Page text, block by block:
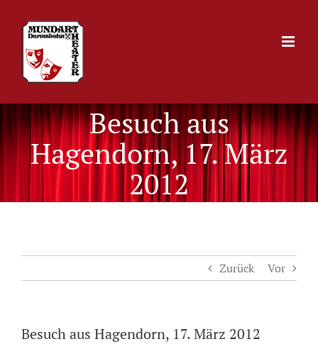
Inhalt
springen
Besuch aus
Hagendorn, 17. März
2012
Zurück Vor
Besuch aus Hagendorn, 17. März 2012